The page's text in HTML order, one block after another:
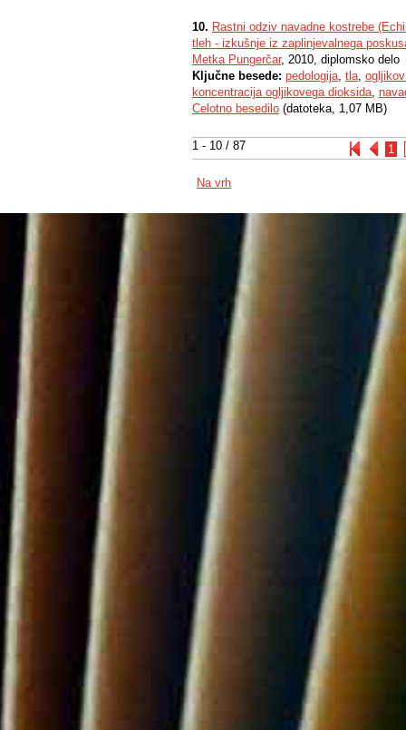
1 - 10 / 87 1
10. Rastni odziv navadne kostrebe
tleh - izkušnje iz zaplinjevalnega
Metka Pungerčar, 2010, diplomsko delo
Ključne besede: pedologija, tla,
koncentracija ogljikovega dioksida,
Celotno besedilo (datoteka, 1,07 MB)
Na vrh